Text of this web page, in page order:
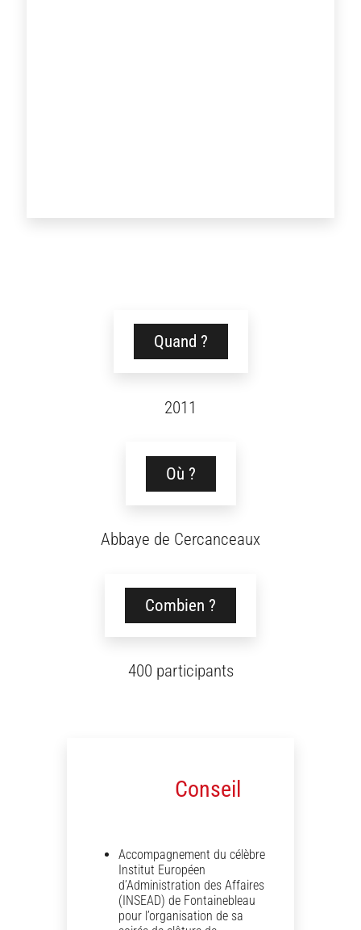
Quand ?
2011
Où ?
Abbaye de Cercanceaux
Combien ?
400 participants
Conseil
Accompagnement du célèbre
Institut Européen
d’Administration des Affaires
(INSEAD) de Fontainebleau
pour l’organisation de sa